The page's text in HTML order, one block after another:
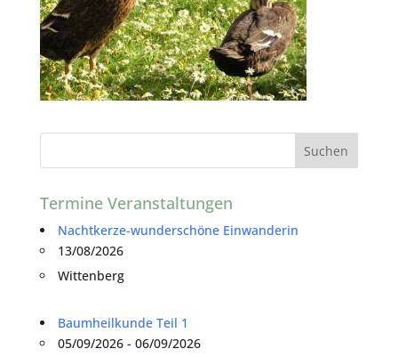
Termine Veranstaltungen
Nachtkerze-wunderschöne Einwanderin
13/08/2026
Wittenberg
Baumheilkunde Teil 1
05/09/2026 - 06/09/2026